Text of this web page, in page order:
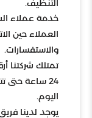
التنظيف.
خدمة عملاء
العملاء حين
والاستفسارات.
تمتلك شركتنا
24 ساعة
اليوم.
يوجد لدينا